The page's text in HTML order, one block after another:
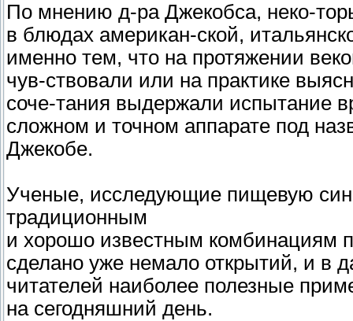
По мнению д-ра Джекобса, неко-
в блюдах американ-ской,
именно тем, что на протяжении
чув-ствовали или на практике
соче-тания выдержали испытание
сложном и точном аппарате под
Джекобе.
Ученые, исследующие пищевую
традиционным
и хорошо известным комбинациям
сделано уже немало открытий, и в
читателей наиболее полезные
на сегодняшний день.